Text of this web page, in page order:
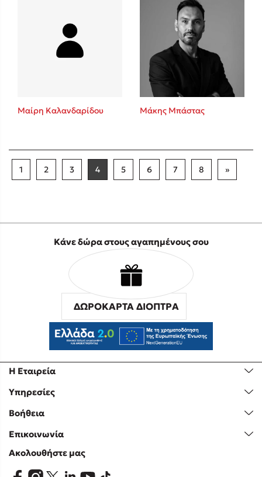
Μαίρη Καλανδαρίδου Μάκης Μπάστας
1 2 3 4 5 6 7 8 »
Η Εταιρεία
Υπηρεσίες
Βοήθεια
Επικοινωνία
Κάνε δώρα στους αγαπημένους σου
ΔΩΡΟΚΑΡΤΑ ΔΙΟΠΤΡΑ
Ακολουθήστε μας